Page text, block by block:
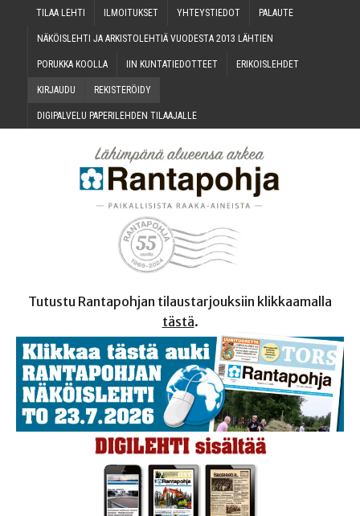
TILAA LEH­TI ILMOI­TUK­SET YHTEYS­TIE­DOT PALAU­TE
NÄKÖIS­LEH­TI JA ARKIS­TO­LEH­TIÄ VUO­DES­TA 2013 LÄHTIEN
PORUK­KA KOOLLA IIN KUN­TA­TIE­DOT­TEET ERI­KOIS­LEH­DET
KIR­JAU­DU REKIS­TE­RÖI­DY
DIGI­PAL­VE­LU PAPE­RI­LEH­DEN TILAAJALLE
Tutustu Rantapohjan tilaustarjouksiin klikkaamalla
tästä.